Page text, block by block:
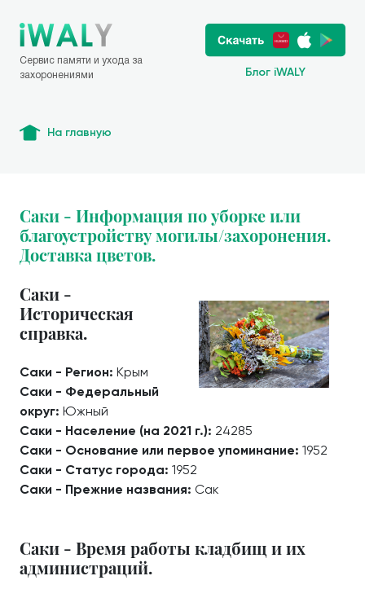
Сервис памяти и ухода за
захоронениями
Блог iWALY
На главную
Саки - Информация по уборке или
благоустройству могилы/захоронения.
Доставка цветов.
Саки -
Историческая
справка.
Саки - Регион: Крым
Саки - Федеральный
округ: Южный
Саки - Население (на 2021 г.): 24285
Саки - Основание или первое упоминание: 1952
Саки - Статус города: 1952
Саки - Прежние названия: Сак
Саки - Время работы кладбищ и их
администраций.